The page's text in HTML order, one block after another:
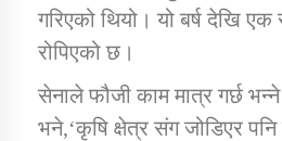
तातोपानी गाउँपालिका जुम्लाको बालविवाह सन्देश
गरिएको थियो। यो बर्ष देखि
रोपिएको छ।
सेनाले फौजी काम मात्र गर्छ
भने,‘कृषि क्षेत्र संग जोडिएर